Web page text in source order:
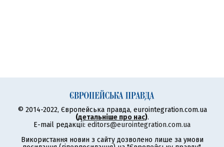
© 2014-2022, Європейська правда, eurointegration.com.ua
(детальніше про нас).
E-mail редакції: editors@eurointegration.com.ua
Використання новин з сайту дозволено лише за умови